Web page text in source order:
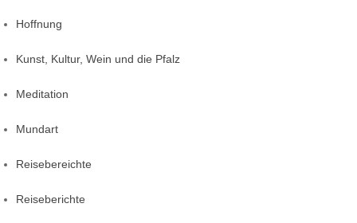
Hoffnung
Kunst, Kultur, Wein und die Pfalz
Meditation
Mundart
Reisebereichte
Reiseberichte